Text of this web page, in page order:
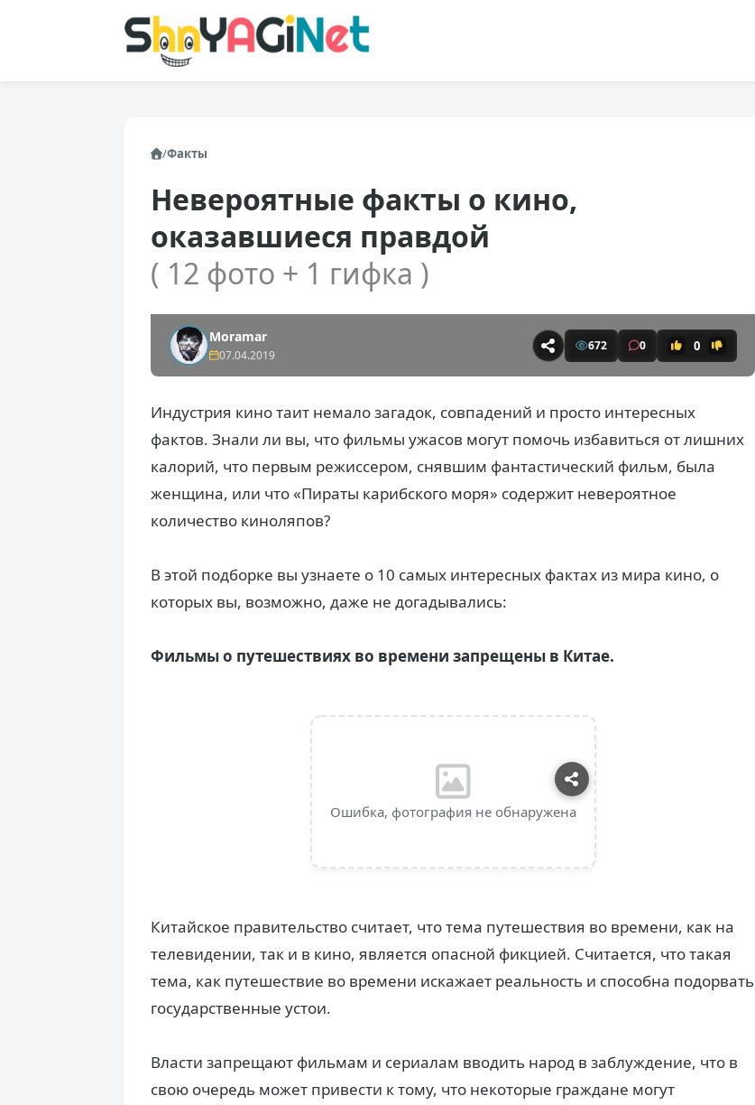
/Факты
Невероятные факты о кино,
оказавшиеся правдой
( 12 фото + 1 гифка )
Moramar
07.04.2019
672 0 0
Индустрия кино таит немало загадок, совпадений и просто интересных
фактов. Знали ли вы, что фильмы ужасов могут помочь избавиться от лишних
калорий, что первым режиссером, снявшим фантастический фильм, была
женщина, или что «Пираты карибского моря» содержит невероятное
количество киноляпов?
В этой подборке вы узнаете о 10 самых интересных фактах из мира кино, о
которых вы, возможно, даже не догадывались:
Фильмы о путешествиях во времени запрещены в Китае.
Ошибка, фотография не обнаружена
Китайское правительство считает, что тема путешествия во времени, как на
телевидении, так и в кино, является опасной фикцией. Считается, что такая
тема, как путешествие во времени искажает реальность и способна подорвать
государственные устои.
Власти запрещают фильмам и сериалам вводить народ в заблуждение, что в
свою очередь может привести к тому, что некоторые граждане могут